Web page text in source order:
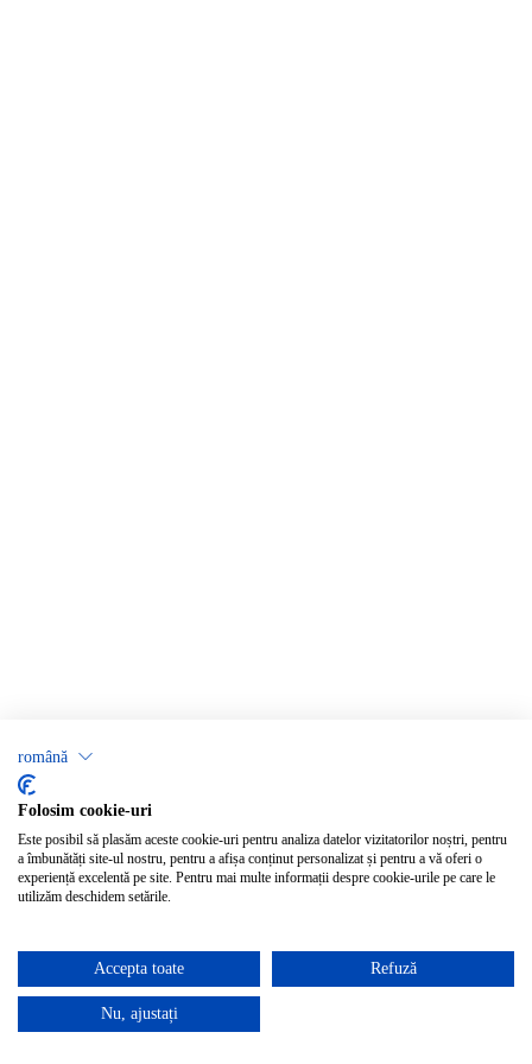
română
Folosim cookie-uri
Este posibil să plasăm aceste cookie-uri pentru analiza datelor vizitatorilor noștri, pentru
a îmbunătăți site-ul nostru, pentru a afișa conținut personalizat și pentru a vă oferi o
experiență excelentă pe site. Pentru mai multe informații despre cookie-urile pe care le
utilizăm deschidem setările.
Accepta toate Refuză
Nu, ajustați